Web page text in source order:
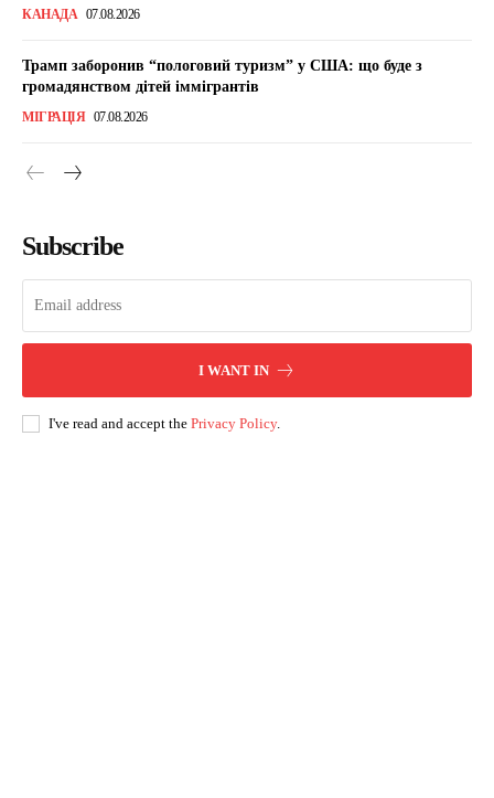
КАНАДА 07.08.2026
Трамп заборонив “пологовий туризм” у США: що буде з
громадянством дітей іммігрантів
МІГРАЦІЯ 07.08.2026
Subscribe
I WANT IN
I've read and accept the Privacy Policy.